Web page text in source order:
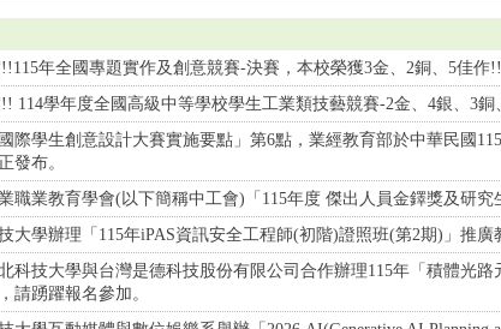
年全國專題實作及創意競賽-決賽，本校榮獲3金、2銅、5佳作!!
114學年度全國高級中等學校學生工業類技藝競賽-2金、4銀、3銅
國際學生創意設計大賽實施要點」第6點，業經教育部於中華民國
發布。
職業教育學會(以下簡稱中工會)「115年度 傑出人員金鐸獎及研
大學辦理「115年iPAS資訊安全工程師(初階)證照班(第2期)」推廣
科技大學與台灣是德科技股份有限公司合作辦理115年「積體光
請踴躍報名參加。